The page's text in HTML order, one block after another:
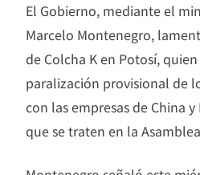
El Gobierno, mediante el
Marcelo Montenegro,
de Colcha K en Potosí,
paralización provisional de
con las empresas de China
que se traten en la